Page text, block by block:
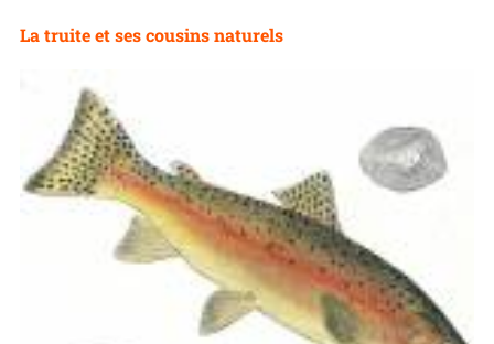
La truite et ses cousins naturels